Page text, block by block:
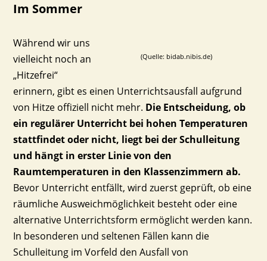
Im Sommer
(Quelle: bidab.nibis.de)
Während wir uns
vielleicht noch an
„Hitzefrei“
erinnern, gibt es einen Unterrichtsausfall aufgrund
von Hitze offiziell nicht mehr. Die Entscheidung, ob
ein regulärer Unterricht bei hohen Temperaturen
stattfindet oder nicht, liegt bei der Schulleitung
und hängt in erster Linie von den
Raumtemperaturen in den Klassenzimmern ab.
Bevor Unterricht entfällt, wird zuerst geprüft, ob eine
räumliche Ausweichmöglichkeit besteht oder eine
alternative Unterrichtsform ermöglicht werden kann.
In besonderen und seltenen Fällen kann die
Schulleitung im Vorfeld den Ausfall von